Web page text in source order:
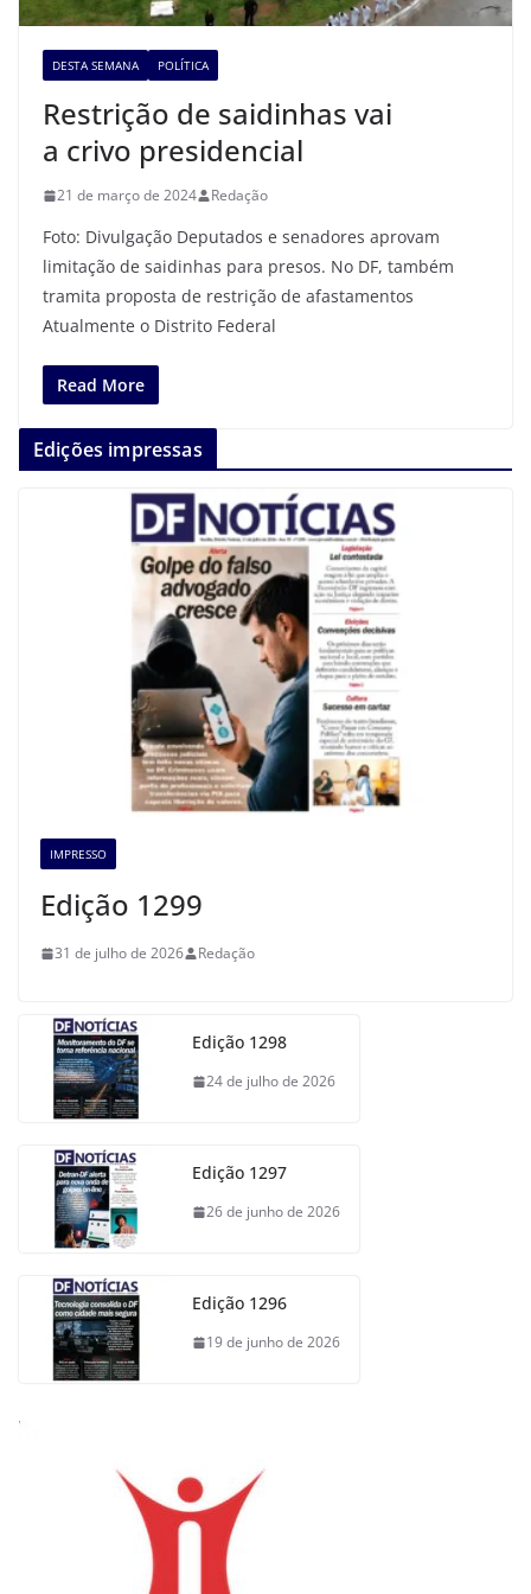
DESTA SEMANA POLÍTICA
Restrição de saidinhas vai
a crivo presidencial
21 de março de 2024 Redação
Foto: Divulgação Deputados e senadores aprovam
limitação de saidinhas para presos. No DF, também
tramita proposta de restrição de afastamentos
Atualmente o Distrito Federal
Read More
Edições impressas
IMPRESSO
Edição 1299
31 de julho de 2026 Redação
Edição 1298
24 de julho de 2026
Edição 1297
26 de junho de 2026
Edição 1296
19 de junho de 2026